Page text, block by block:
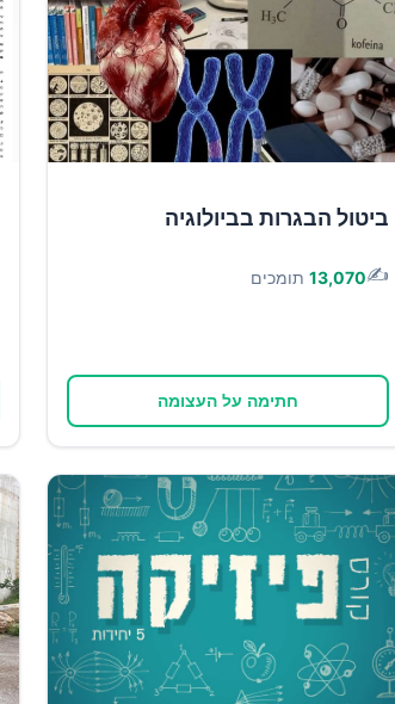
ביטול הבגרות בביולוגיה
✍️
13,070 תומכים
חתימה על העצומה